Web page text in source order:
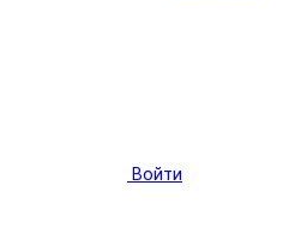
Войти